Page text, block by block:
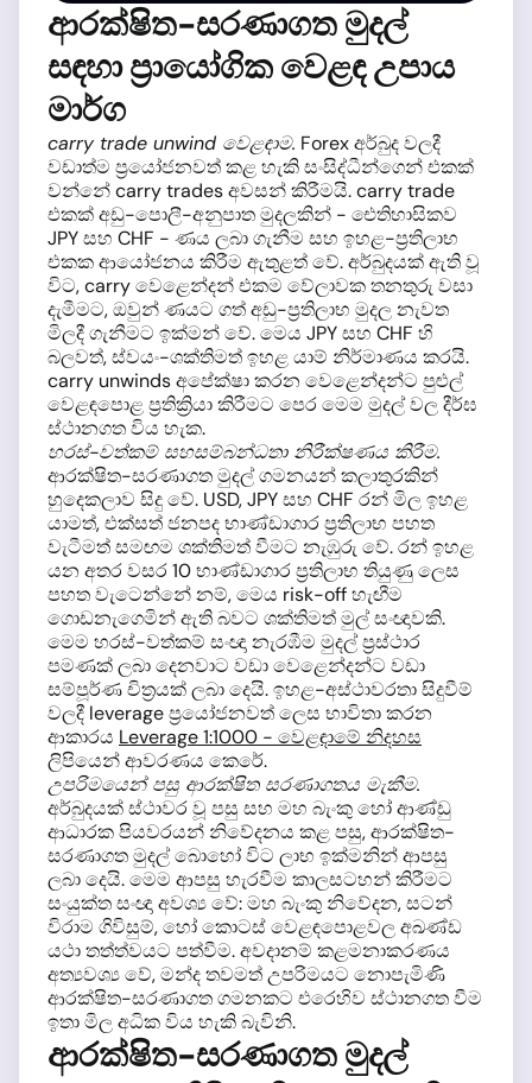
ආරක්ෂිත-සරණාගත මුදල්
සඳහා ප්‍රායෝගික වෙළඳ උපාය
මාර්ග
carry trade unwind වෙළඳාම. Forex අර්බුද වලදී
වඩාත්ම ප්‍රයෝජනවත් කළ හැකි සංසිද්ධීන්ගෙන් එකක්
වන්නේ carry trades අවසන් කිරීමයි. carry trade
එකක් අඩු-පොලී-අනුපාත මුදලකින් - ඓතිහාසිකව
JPY සහ CHF - ණය ලබා ගැනීම සහ ඉහළ-ප්‍රතිලාභ
එකක ආයෝජනය කිරීම ඇතුළත් වේ. අර්බුදයක් ඇති වූ
විට, carry වෙළෙන්දන් එකම වේලාවක තනතුරු වසා
දැමීමට, ඔවුන් ණයට ගත් අඩු-ප්‍රතිලාභ මුදල නැවත
මිලදී ගැනීමට ඉක්මන් වේ. මෙය JPY සහ CHF හි
බලවත්, ස්වයං-ශක්තිමත් ඉහළ යාම් නිර්මාණය කරයි.
carry unwinds අපේක්ෂා කරන වෙළෙන්දන්ට පුළුල්
වෙළඳපොළ ප්‍රතික්‍රියා කිරීමට පෙර මෙම මුදල් වල දීර්ඝ
ස්ථානගත විය හැක.
හරස්-වත්කම් සහසම්බන්ධතා නිරීක්ෂණය කිරීම.
ආරක්ෂිත-සරණාගත මුදල් ගමනයන් කලාතුරකින්
හුදෙකලාව සිදු වේ. USD, JPY සහ CHF රන් මිල ඉහළ
යාමත්, එක්සත් ජනපද භාණ්ඩාගාර ප්‍රතිලාභ පහත
වැටීමත් සමඟම ශක්තිමත් වීමට නැඹුරු වේ. රන් ඉහළ
යන අතර වසර 10 භාණ්ඩාගාර ප්‍රතිලාභ තියුණු ලෙස
පහත වැටෙන්නේ නම්, මෙය risk-off හැඟීම
ගොඩනැගෙමින් ඇති බවට ශක්තිමත් මුල් සංඥාවකි.
මෙම හරස්-වත්කම් සංඥා නැරඹීම මුදල් ප්‍රස්ථාර
පමණක් ලබා දෙනවාට වඩා වෙළෙන්දන්ට වඩා
සම්පූර්ණ චිත්‍රයක් ලබා දෙයි. ඉහළ-අස්ථාවරතා සිදුවීම්
වලදී leverage ප්‍රයෝජනවත් ලෙස භාවිතා කරන
ආකාරය Leverage 1:1000 - වෙළඳාමේ නිදහස
ලිපියෙන් ආවරණය කෙරේ.
උපරිමයෙන් පසු ආරක්ෂිත සරණාගතය මැකීම.
අර්බුදයක් ස්ථාවර වූ පසු සහ මහ බැංකු හෝ ආණ්ඩු
ආධාරක පියවරයන් නිවේදනය කළ පසු, ආරක්ෂිත-
සරණාගත මුදල් බොහෝ විට ලාභ ඉක්මනින් ආපසු
ලබා දෙයි. මෙම ආපසු හැරවීම කාලසටහන් කිරීමට
සංයුක්ත සංඥා අවශ්‍ය වේ: මහ බැංකු නිවේදන, සටන්
විරාම ගිවිසුම්, හෝ කොටස් වෙළඳපොළවල අඛණ්ඩ
යථා තත්ත්වයට පත්වීම. අවදානම් කළමනාකරණය
අත්‍යවශ්‍ය වේ, මන්ද තවමත් උපරිමයට නොපැමිණි
ආරක්ෂිත-සරණාගත ගමනකට එරෙහිව ස්ථානගත වීම
ඉතා මිල අධික විය හැකි බැවිනි.
ආරක්ෂිත-සරණාගත මුදල්